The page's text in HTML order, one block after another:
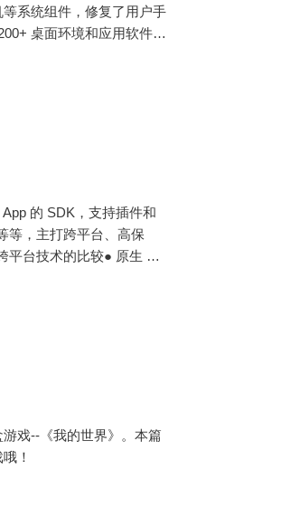
系统组件，修复了用户手
桌面环境和应用软件方
的 SDK，支持插件和
等，主打跨平台、高保
平台技术的比较● 原生 Ap
戏--《我的世界》。本篇
！